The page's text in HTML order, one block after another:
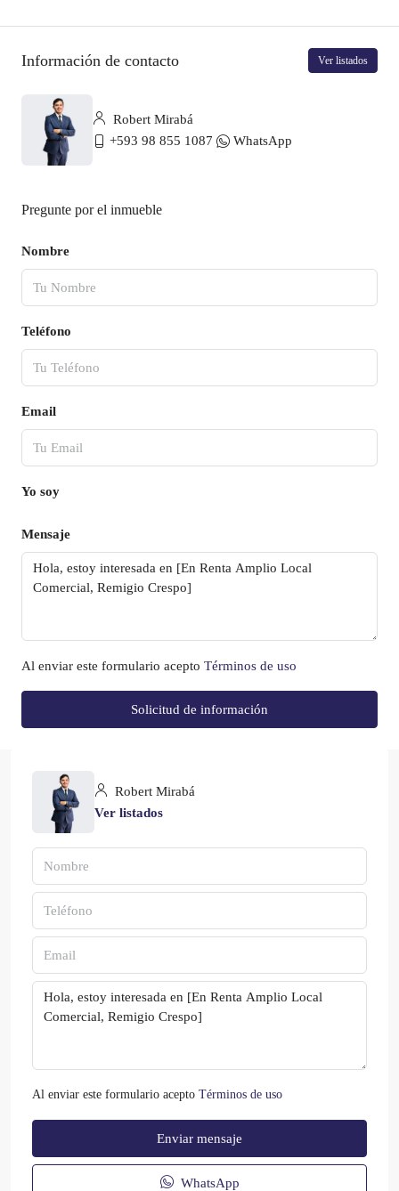
Información de contacto Ver listados
Robert Mirabá
+593 98 855 1087
WhatsApp
Pregunte por el inmueble
Nombre
Teléfono
Email
Yo soy
Mensaje
Al enviar este formulario acepto Términos de uso
Solicitud de información
Robert Mirabá
Ver listados
Al enviar este formulario acepto Términos de uso
Enviar mensaje
WhatsApp